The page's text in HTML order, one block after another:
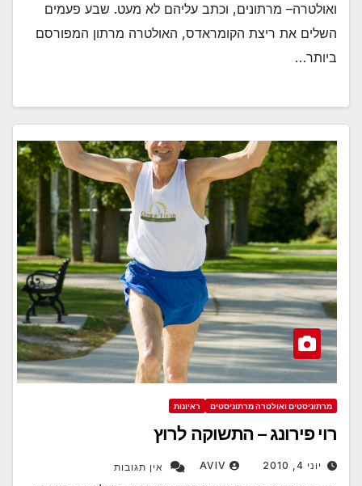
ואולטרה– מרתונים, וכתב עליהם לא מעט. שבע פעמים
השלים את ריצת הקומראדס, האולטרה מרתון המפורסם
ביותר…
מרתוניסטים ואולטרה מרתוניסטים ראיונות
רוי פירונג – התשוקה לרוץ
יוני 4, 2010 AVIV אין תגובות